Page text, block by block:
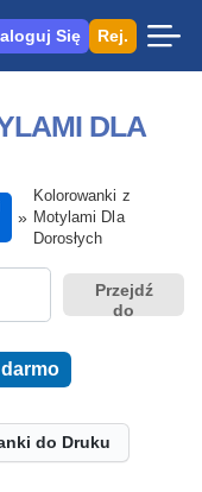
Się Rej.
DLA
Kolorowanki z
Motylami Dla
Dorosłych
Przejdź
do
do Druku